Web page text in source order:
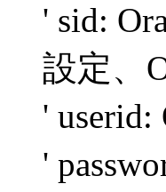
' sid:
設定、
'
'